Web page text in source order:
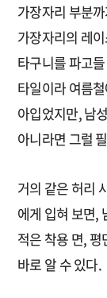
가장자리 부분
가장자리의 레
타구니를 파고
타일이라 여름
아입었지만, 남
아니라면 그럴
거의 같은 허리
에게 입혀 보면,
적은 착용 면,
바로 알 수 있다.